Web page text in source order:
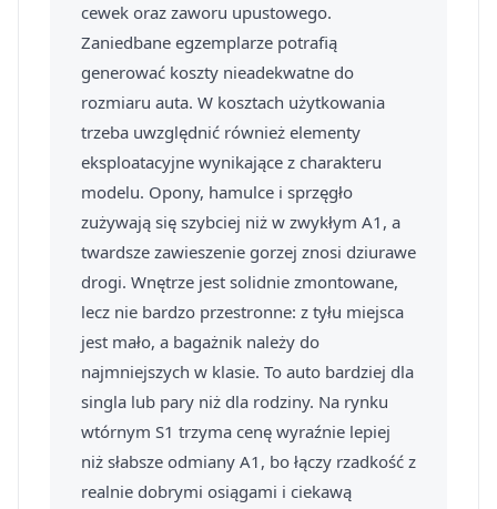
cewek oraz zaworu upustowego.
Zaniedbane egzemplarze potrafią
generować koszty nieadekwatne do
rozmiaru auta. W kosztach użytkowania
trzeba uwzględnić również elementy
eksploatacyjne wynikające z charakteru
modelu. Opony, hamulce i sprzęgło
zużywają się szybciej niż w zwykłym A1, a
twardsze zawieszenie gorzej znosi dziurawe
drogi. Wnętrze jest solidnie zmontowane,
lecz nie bardzo przestronne: z tyłu miejsca
jest mało, a bagażnik należy do
najmniejszych w klasie. To auto bardziej dla
singla lub pary niż dla rodziny. Na rynku
wtórnym S1 trzyma cenę wyraźnie lepiej
niż słabsze odmiany A1, bo łączy rzadkość z
realnie dobrymi osiągami i ciekawą